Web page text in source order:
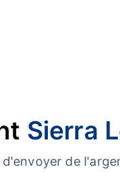
Sierra
de